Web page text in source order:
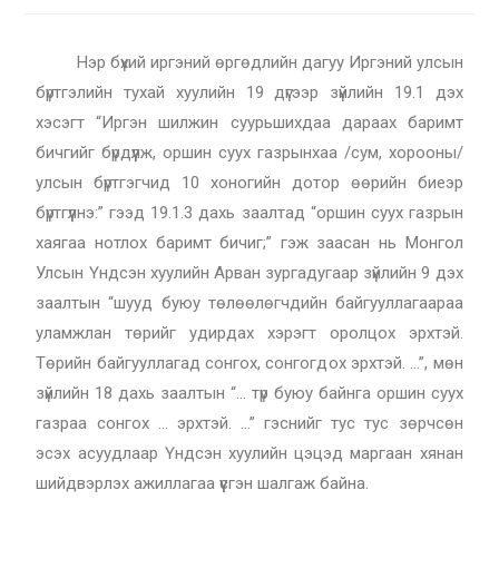
Нэр бүхий иргэний өргөдлийн дагуу Иргэний улсын
бүртгэлийн тухай хуулийн 19 дүгээр зүйлийн 19.1 дэх
хэсэгт “Иргэн шилжин суурьшихдаа дараах баримт
бичгийг бүрдүүлж, оршин суух газрынхаа /сум, хорооны/
улсын бүртгэгчид 10 хоногийн дотор өөрийн биеэр
бүртгүүлнэ:” гээд 19.1.3 дахь заалтад “оршин суух газрын
хаягаа нотлох баримт бичиг;” гэж заасан нь Монгол
Улсын Үндсэн хуулийн Арван зургадугаар зүйлийн 9 дэх
заалтын “шууд буюу төлөөлөгчдийн байгууллагаараа
уламжлан төрийг удирдах хэрэгт оролцох эрхтэй.
Төрийн байгууллагад сонгох, сонгогдох эрхтэй. …”, мөн
зүйлийн 18 дахь заалтын “… түр буюу байнга оршин суух
газраа сонгох … эрхтэй. …” гэснийг тус тус зөрчсөн
эсэх асуудлаар Үндсэн хуулийн цэцэд маргаан хянан
шийдвэрлэх ажиллагаа үүсгэн шалгаж байна.